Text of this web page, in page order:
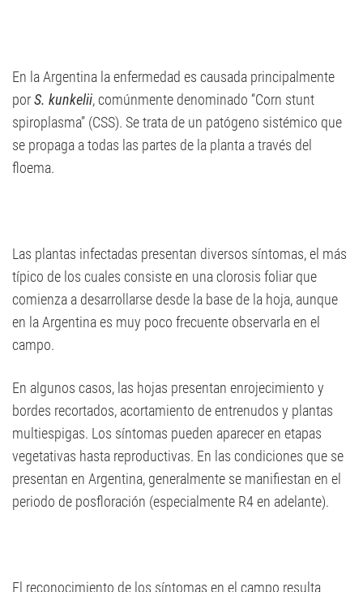
En la Argentina la enfermedad es causada principalmente
porS. kunkelii, comúnmente denominado “Corn stunt
spiroplasma” (CSS). Se trata de un patógeno sistémico que
se propaga a todas las partes de la planta a través del
floema.
Las plantas infectadas presentan diversos síntomas, el más
típico de los cuales consiste en una clorosis foliar que
comienza a desarrollarse desde la base de la hoja, aunque
en la Argentina es muy poco frecuente observarla en el
campo.
En algunos casos, las hojas presentan enrojecimiento y
bordes recortados, acortamiento de entrenudos y plantas
multiespigas. Los síntomas pueden aparecer en etapas
vegetativas hasta reproductivas. En las condiciones que se
presentan en Argentina, generalmente se manifiestan en el
periodo de posfloración (especialmente R4 en adelante).
El reconocimiento de los síntomas en el campo resulta